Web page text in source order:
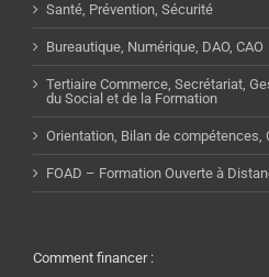
Santé, Prévention, Sécurité
Bureautique, Numérique, DAO, CAO
Tertiaire Commerce, Secrétariat,
du Social et de la Formation
Orientation, Bilan de compétences,
FOAD – Formation Ouverte à
Comment financer :